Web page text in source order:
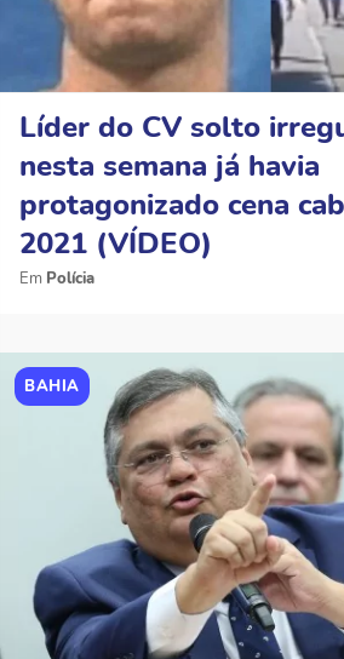
Líder do CV solto
nesta semana já havia
protagonizado cena
2021 (VÍDEO)
Polícia
BAHIA